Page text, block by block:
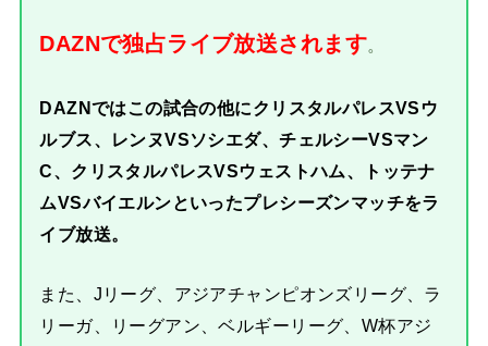
DAZNで独占ライブ放送されます。
DAZNではこの試合の他にクリスタルパレスVSウ
ルブス、レンヌVSソシエダ、チェルシーVSマン
C、クリスタルパレスVSウェストハム、トッテナ
ムVSバイエルンといったプレシーズンマッチをラ
イブ放送。
また、Jリーグ、アジアチャンピオンズリーグ、ラ
リーガ、リーグアン、ベルギーリーグ、W杯アジ